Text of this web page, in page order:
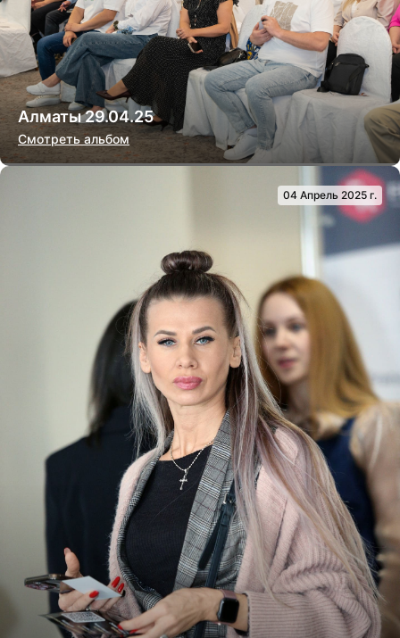
Алматы 29.04.25
Смотреть альбом
04 Апрель 2025 г.